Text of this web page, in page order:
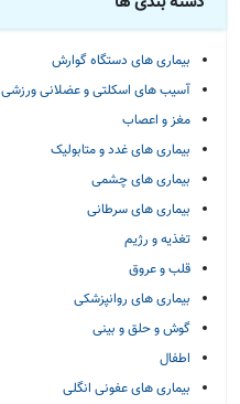
بیماری های دستگاه گوارش
آسیب های اسکلتی و عضلانی ورزشی
مغز و اعصاب
بیماری های غدد و متابولیک
بیماری های چشمی
بیماری های سرطانی
تغذیه و رژیم
قلب و عروق
بیماری های روانپزشکی
گوش و حلق و بینی
اطفال
بیماری های عفونی انگلی